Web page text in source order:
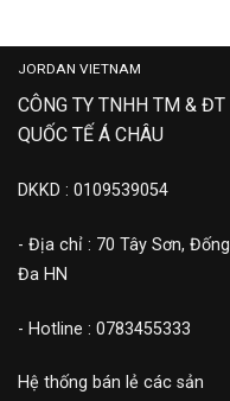
JORDAN VIETNAM
CÔNG TY TNHH TM & ĐT
QUỐC TẾ Á CHÂU
DKKD : 0109539054
- Địa chỉ : 70 Tây Sơn, Đống
Đa HN
- Hotline : 0783455333
Hệ thống bán lẻ các sản